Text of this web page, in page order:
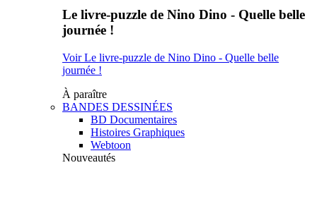
Le livre-puzzle de Nino Dino - Quelle belle
journée !
Voir Le livre-puzzle de Nino Dino - Quelle belle
journée !
À paraître
BANDES DESSINÉES
BD Documentaires
Histoires Graphiques
Webtoon
Nouveautés